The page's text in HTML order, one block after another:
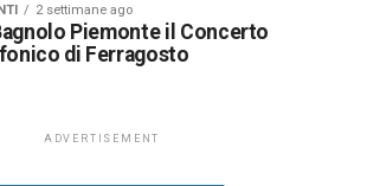
2 settimane ago
Piemonte il Concerto
di Ferragosto
ADVERTISEMENT